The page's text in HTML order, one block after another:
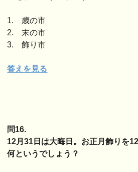
1. 歳の市
2. 末の市
3. 飾り市
答えを見る
問16.
12月31日は大晦日。お正月飾りを
何というでしょう？